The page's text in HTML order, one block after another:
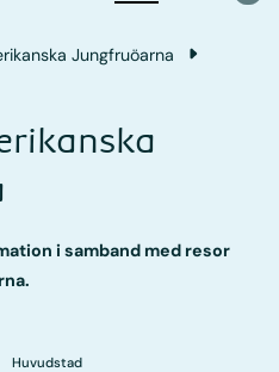
Jungfruöarna
i samband med resor
Huvudstad